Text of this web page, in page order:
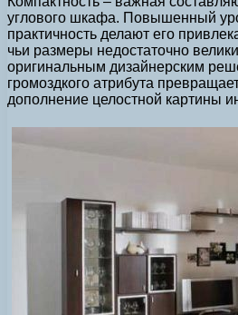
углового шкафа. Повышенный
практичность делают его
чьи размеры недостаточно
оригинальным дизайнерским
громоздкого атрибута
дополнение целостной картины